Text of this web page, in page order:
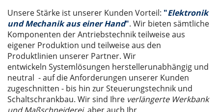
Unsere Stärke ist unserer Kunden Vorteil: "Elektronik
und Mechanik aus einer Hand". Wir bieten sämtliche
Komponenten der Antriebstechnik teilweise aus
eigener Produktion und teilweise aus den
Produktlinien unserer Partner. Wir
entwickeln Systemlösungen herstellerunabhängig und
neutral - auf die Anforderungen unserer Kunden
zugeschnitten - bis hin zur Steuerungstechnik und
Schaltschrankbau. Wir sind Ihre verlängerte Werkbank